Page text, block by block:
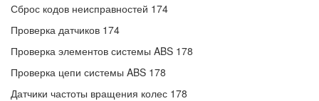
Сброс кодов неисправностей 174
Проверка датчиков 174
Проверка элементов системы ABS 178
Проверка цепи системы ABS 178
Датчики частоты вращения колес 178